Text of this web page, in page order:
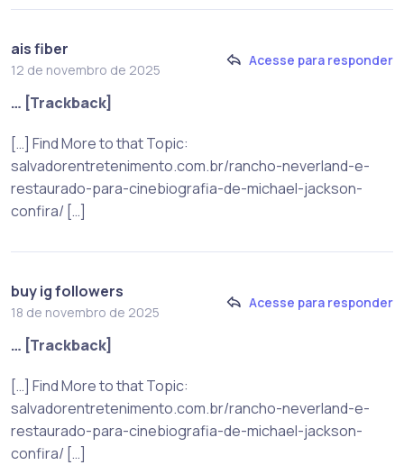
ais fiber
12 de novembro de 2025
Acesse para responder
… [Trackback]
[…] Find More to that Topic:
salvadorentretenimento.com.br/rancho-neverland-e-
restaurado-para-cinebiografia-de-michael-jackson-
confira/ […]
buy ig followers
18 de novembro de 2025
Acesse para responder
… [Trackback]
[…] Find More to that Topic:
salvadorentretenimento.com.br/rancho-neverland-e-
restaurado-para-cinebiografia-de-michael-jackson-
confira/ […]